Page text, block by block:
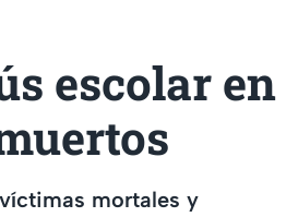
escolar en
mortales y